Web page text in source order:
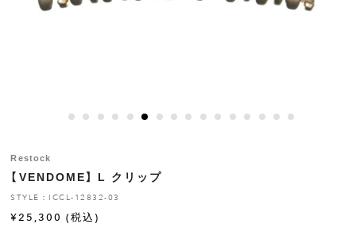
お修理について
Restock
【VENDOME】 L クリップ
STYLE：ICCL-12832-03
¥25,300 (税込)